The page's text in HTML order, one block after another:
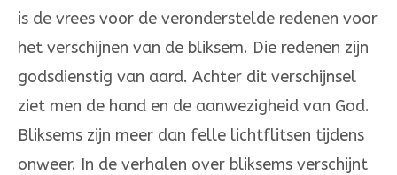
is de vrees voor de veronderstelde redenen voor
het verschijnen van de bliksem. Die rede­nen zijn
godsdienstig van aard. Achter dit ver­schijnsel
ziet men de hand en de aanwezigheid van God.
Bliksems zijn meer dan felle lichtflit­sen tijdens
onweer. In de verhalen over bliksems verschijnt